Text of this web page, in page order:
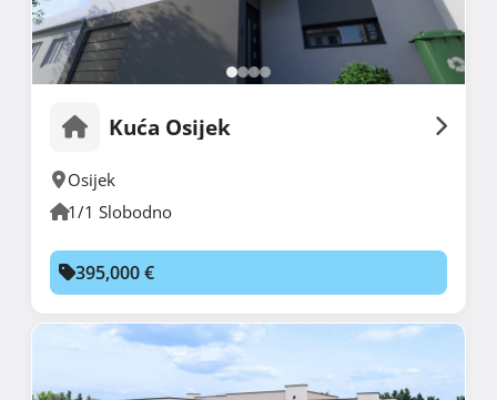
Kuća Osijek
Osijek
1/1 Slobodno
395,000 €